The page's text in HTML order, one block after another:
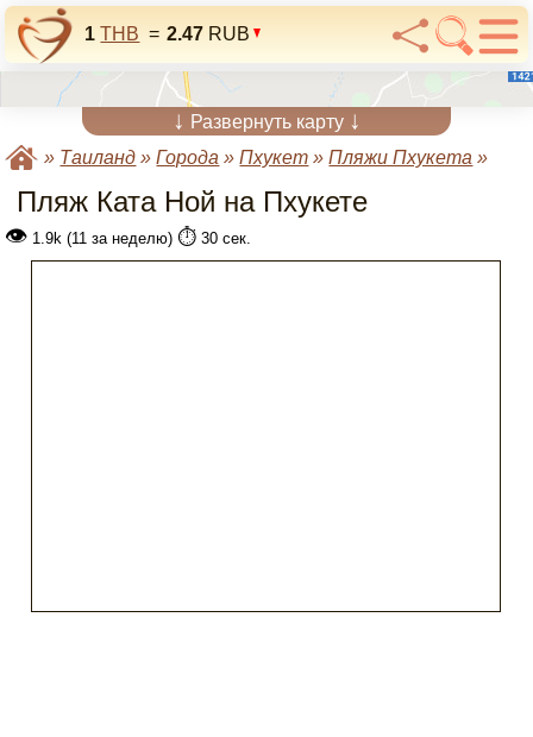
1 THB = 2.47 RUB
↓ Развернуть карту ↓
» Таиланд »Города »Пхукет »Пляжи Пхукета »
Пляж Ката Ной на Пхукете
👁 1.9k (11 за неделю) ⏱️ 30 сек.